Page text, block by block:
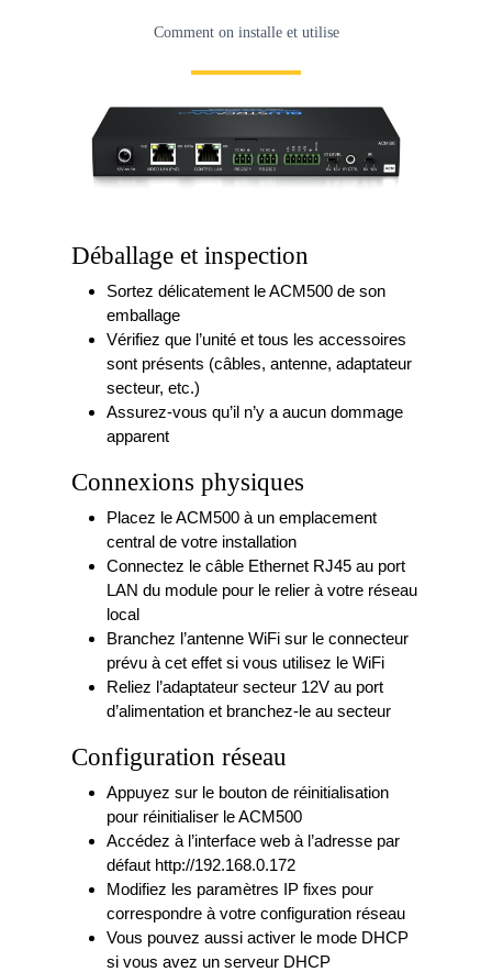
Comment on installe et utilise
Déballage et inspection
Sortez délicatement le ACM500 de son
emballage
Vérifiez que l’unité et tous les accessoires
sont présents (câbles, antenne, adaptateur
secteur, etc.)
Assurez-vous qu’il n’y a aucun dommage
apparent
Connexions physiques
Placez le ACM500 à un emplacement
central de votre installation
Connectez le câble Ethernet RJ45 au port
LAN du module pour le relier à votre réseau
local
Branchez l’antenne WiFi sur le connecteur
prévu à cet effet si vous utilisez le WiFi
Reliez l’adaptateur secteur 12V au port
d’alimentation et branchez-le au secteur
Configuration réseau
Appuyez sur le bouton de réinitialisation
pour réinitialiser le ACM500
Accédez à l’interface web à l’adresse par
défaut http://192.168.0.172
Modifiez les paramètres IP fixes pour
correspondre à votre configuration réseau
Vous pouvez aussi activer le mode DHCP
si vous avez un serveur DHCP